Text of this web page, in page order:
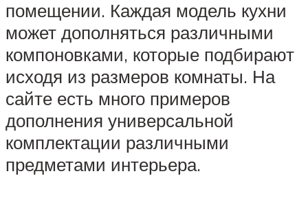
помещении. Каждая модель кухни
может дополняться различными
компоновками, которые подбирают
исходя из размеров комнаты. На
сайте есть много примеров
дополнения универсальной
комплектации различными
предметами интерьера.